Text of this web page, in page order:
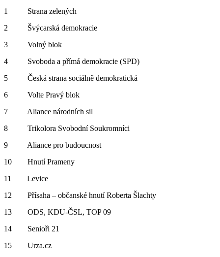
1 Strana zelených
2 Švýcarská demokracie
3 Volný blok
4 Svoboda a přímá demokracie (SPD)
5 Česká strana sociálně demokratická
6 Volte Pravý blok
7 Aliance národních sil
8 Trikolora Svobodní Soukromníci
9 Aliance pro budoucnost
10 Hnutí Prameny
11 Levice
12 Přísaha – občanské hnutí Roberta Šlachty
13 ODS, KDU-ČSL, TOP 09
14 Senioři 21
15 Urza.cz